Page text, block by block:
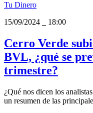
Tu Dinero
15/09/2024
18:00
Cerro Verde
BVL, ¿qué se
trimestre?
¿Qué nos dicen los
un resumen de las